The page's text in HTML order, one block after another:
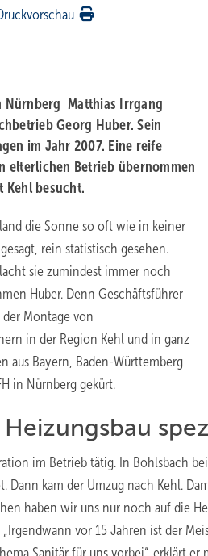
Nürnberg ­ Matthias Irrgang
Georg Huber. Sein
im Jahr 2007. Eine ­reife
elterlichen Betrieb übernommen
Kehl besucht.
die Sonne so oft wie in keiner
rein statistisch gesehen.
sie zumindest immer noch
Huber. Denn Geschäftsführer
Montage von
in der Region Kehl und in ganz
aus Bayern, Baden-Württemberg
in Nürnberg gekürt.
im Betrieb tätig. In Bohlsbach
Dann kam der Umzug nach Kehl.
haben wir uns nur noch auf die
vor 15 Jahren ist der
Sanitär für uns vorbei“, erklärt